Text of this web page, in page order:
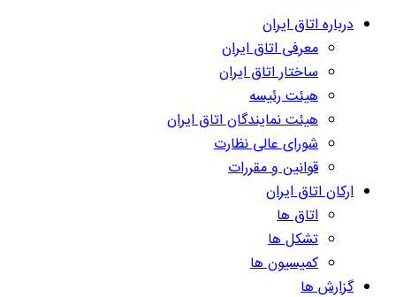
درباره اتاق ایران
معرفی اتاق ایران
ساختار اتاق ایران
هیئت رئیسه
هیئت نمایندگان اتاق ایران
شورای عالی نظارت
قوانین و مقررات
ارکان اتاق ایران
اتاق ها
تشکل ها
کمیسیون ها
گزارش ها